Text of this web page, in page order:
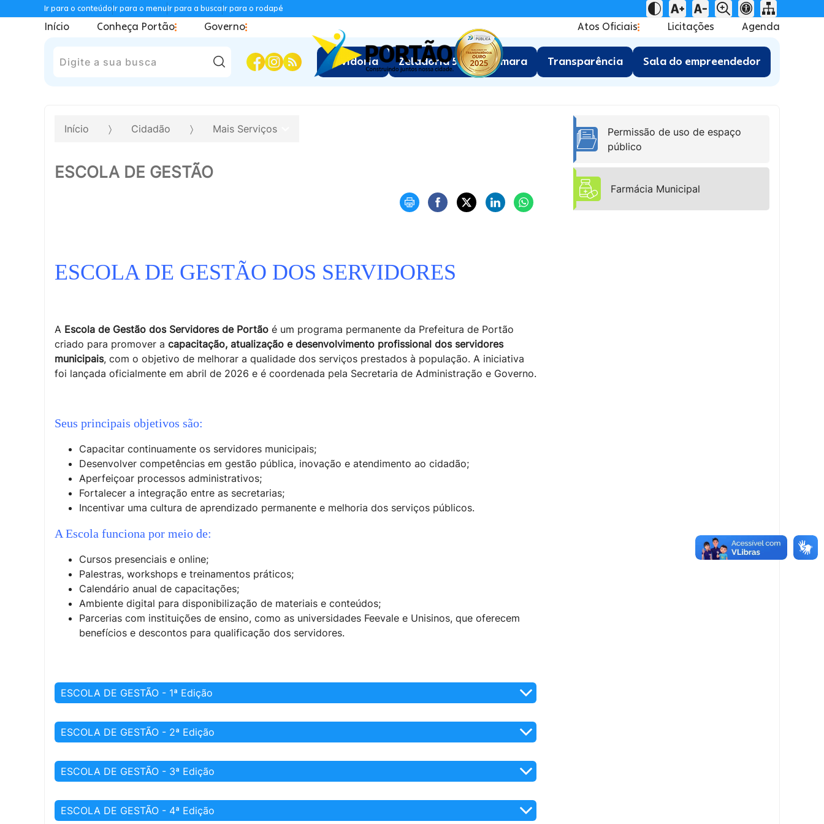
Ir para o conteúdoIr para o menuIr para a buscaIr para o rodapé
Início Conheça Portão Governo Atos Oficiais Licitações Agenda
Pesquisar:
Ouvidoria Zeladoria 5.0 Câmara Transparência Sala do empreendedor
Início Cidadão Mais Serviços
ESCOLA DE GESTÃO
ESCOLA DE GESTÃO DOS SERVIDORES
A Escola de Gestão dos Servidores de Portão é um programa permanente da Prefeitura de Portão
criado para promover a capacitação, atualização e desenvolvimento profissional dos servidores
municipais, com o objetivo de melhorar a qualidade dos serviços prestados à população. A iniciativa
foi lançada oficialmente em abril de 2026 e é coordenada pela Secretaria de Administração e Governo.
Seus principais objetivos são:
Capacitar continuamente os servidores municipais;
Desenvolver competências em gestão pública, inovação e atendimento ao cidadão;
Aperfeiçoar processos administrativos;
Fortalecer a integração entre as secretarias;
Incentivar uma cultura de aprendizado permanente e melhoria dos serviços públicos.
A Escola funciona por meio de:
Cursos presenciais e online;
Palestras, workshops e treinamentos práticos;
Calendário anual de capacitações;
Ambiente digital para disponibilização de materiais e conteúdos;
Parcerias com instituições de ensino, como as universidades Feevale e Unisinos, que oferecem
benefícios e descontos para qualificação dos servidores.
ESCOLA DE GESTÃO - 1ª Edição
ESCOLA DE GESTÃO - 2ª Edição
ESCOLA DE GESTÃO - 3ª Edição
ESCOLA DE GESTÃO - 4ª Edição
Permissão de uso de espaço
público
Farmácia Municipal